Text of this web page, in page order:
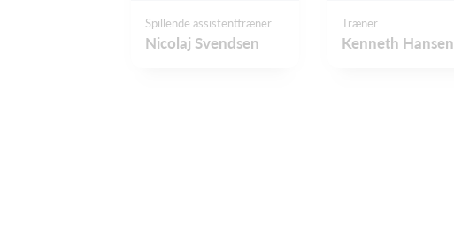
Spillende assistenttræner
Nicolaj Svendsen
Træner
Kenneth Hansen